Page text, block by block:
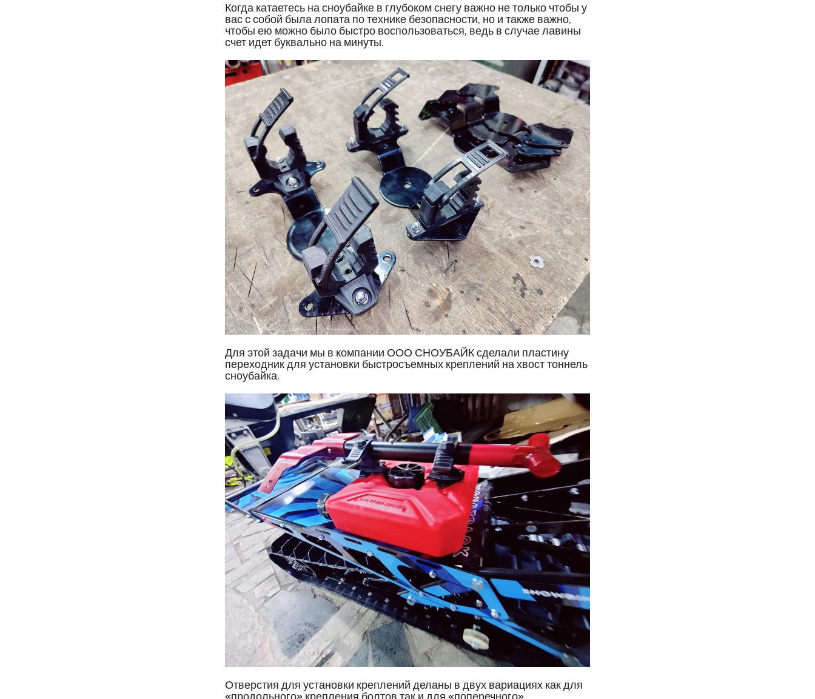
Когда катаетесь на сноубайке в глубоком снегу важно не только чтобы у
вас с собой была лопата по технике безопасности, но и также важно,
чтобы ею можно было быстро воспользоваться, ведь в случае лавины
счет идет буквально на минуты.
Для этой задачи мы в компании ООО СНОУБАЙК сделали пластину
переходник для установки быстросъемных креплений на хвост тоннель
сноубайка.
Отверстия для установки креплений деланы в двух вариациях как для